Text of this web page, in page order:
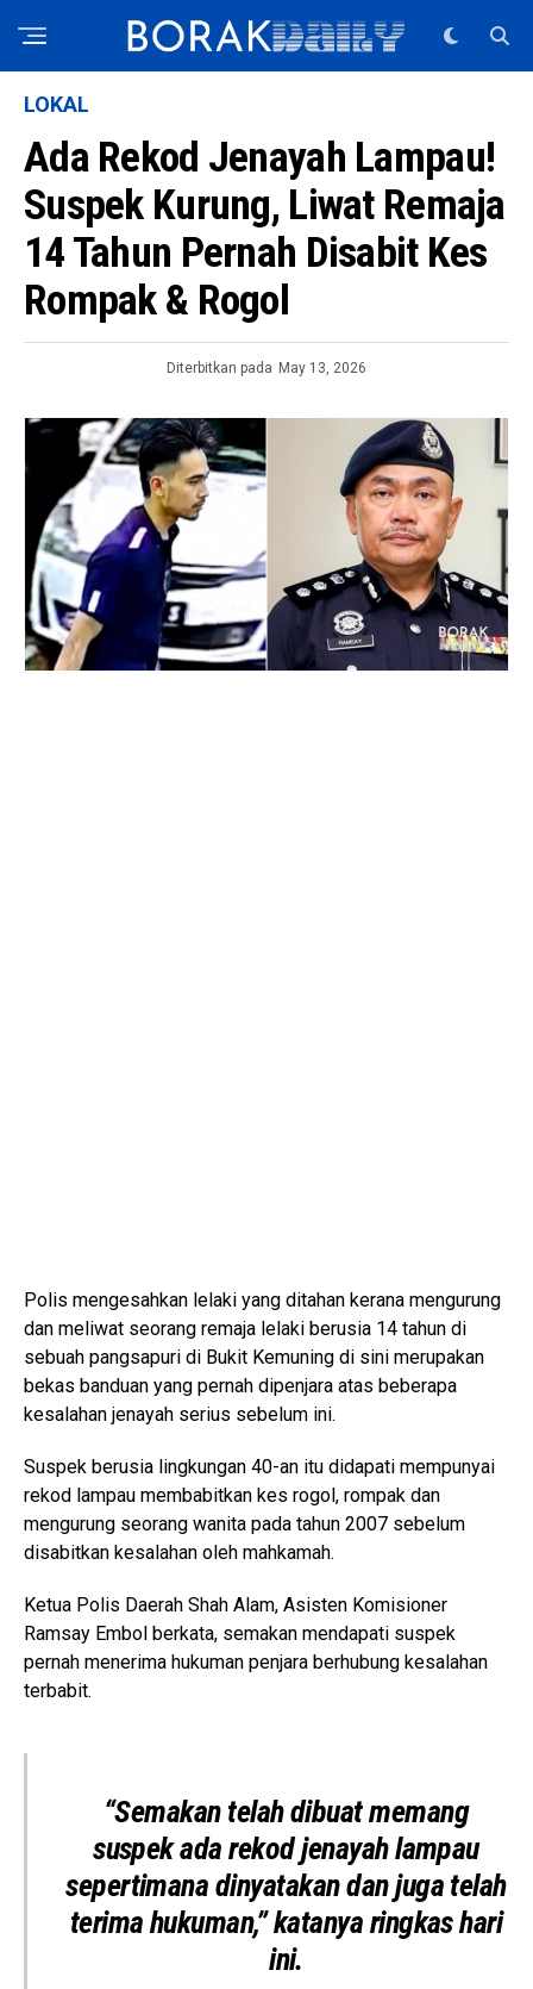
LOKAL
Ada Rekod Jenayah Lampau!
Suspek Kurung, Liwat Remaja
14 Tahun Pernah Disabit Kes
Rompak & Rogol
Diterbitkan pada May 13, 2026
Polis mengesahkan lelaki yang ditahan kerana mengurung
dan meliwat seorang remaja lelaki berusia 14 tahun di
sebuah pangsapuri di Bukit Kemuning di sini merupakan
bekas banduan yang pernah dipenjara atas beberapa
kesalahan jenayah serius sebelum ini.
Suspek berusia lingkungan 40-an itu didapati mempunyai
rekod lampau membabitkan kes rogol, rompak dan
mengurung seorang wanita pada tahun 2007 sebelum
disabitkan kesalahan oleh mahkamah.
Ketua Polis Daerah Shah Alam, Asisten Komisioner
Ramsay Embol berkata, semakan mendapati suspek
pernah menerima hukuman penjara berhubung kesalahan
terbabit.
“Semakan telah dibuat memang
suspek ada rekod jenayah lampau
sepertimana dinyatakan dan juga telah
terima hukuman,” katanya ringkas hari
ini.